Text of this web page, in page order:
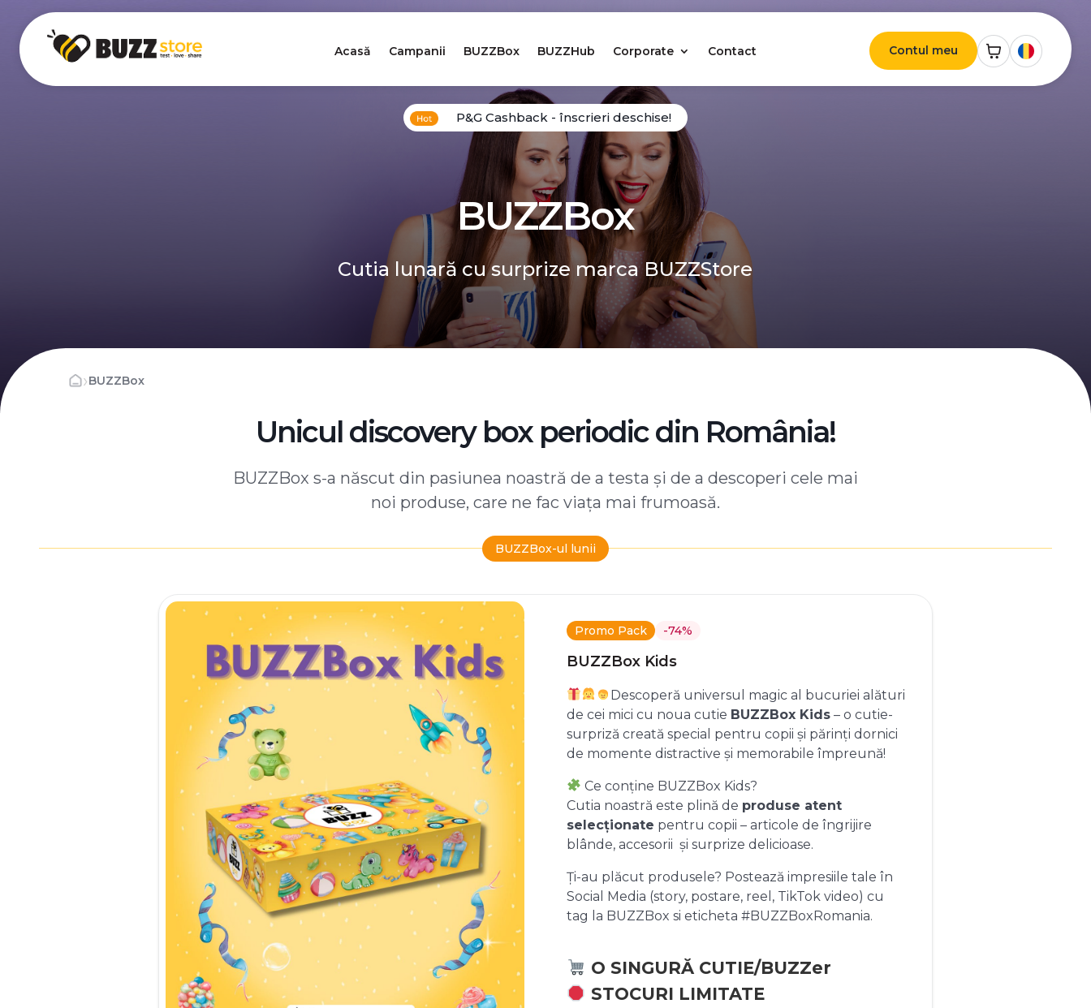
Acasă Campanii BUZZBox BUZZHub Corporate Contact Contul meu
P&G Cashback - înscrieri deschise!
BUZZBox
Cutia lunară cu surprize marca BUZZStore
›BUZZBox
Unicul discovery box periodic din România!
BUZZBox s-a născut din pasiunea noastră de a testa și de a descoperi cele mai
noi produse, care ne fac viața mai frumoasă.
BUZZBox-ul lunii
Promo Pack -74%
BUZZBox Kids
Descoperă universul magic al bucuriei alături
de cei mici cu noua cutie BUZZBox Kids– o cutie-
surpriză creată special pentru copii și părinți dornici
de momente distractive și memorabile împreună!
Ce conține BUZZBox Kids?
Cutia noastră este plină de produse atent
selecționate pentru copii – articole de îngrijire
blânde, accesorii și surprize delicioase.
Ți-au plăcut produsele? Postează impresiile tale în
Social Media (story, postare, reel, TikTok video) cu
tag la BUZZBox si eticheta #BUZZBoxRomania.
O SINGURĂ CUTIE/BUZZer
STOCURI LIMITATE